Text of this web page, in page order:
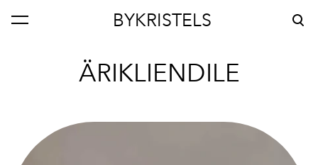
BYKRISTELS
lisati ostukorvi. Vaata ostukorvi
ÄRIKLIENDILE